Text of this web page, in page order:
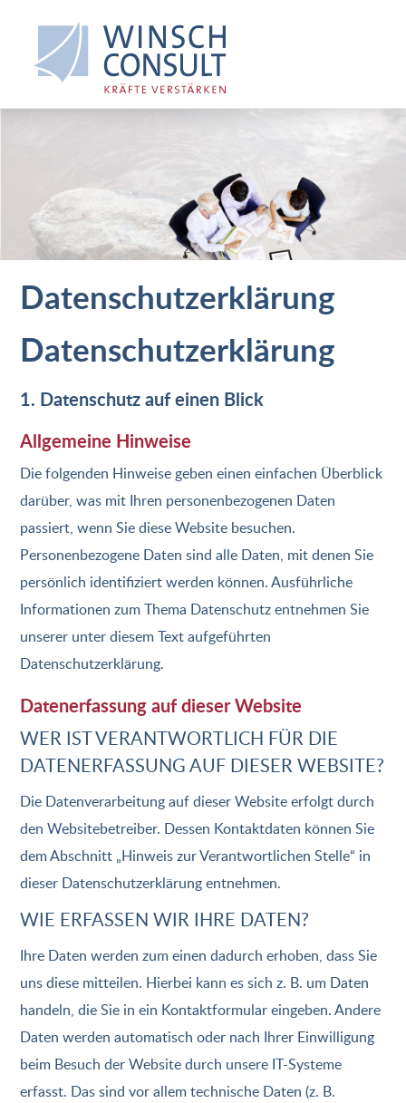
Datenschutzerklärung
Datenschutz­erklärung
1. Datenschutz auf einen Blick
Allgemeine Hinweise
Die folgenden Hinweise geben einen einfachen Überblick
darüber, was mit Ihren personenbezogenen Daten
passiert, wenn Sie diese Website besuchen.
Personenbezogene Daten sind alle Daten, mit denen Sie
persönlich identifiziert werden können. Ausführliche
Informationen zum Thema Datenschutz entnehmen Sie
unserer unter diesem Text aufgeführten
Datenschutzerklärung.
Datenerfassung auf dieser Website
WER IST VERANTWORTLICH FÜR DIE
DATENERFASSUNG AUF DIESER WEBSITE?
Die Datenverarbeitung auf dieser Website erfolgt durch
den Websitebetreiber. Dessen Kontaktdaten können Sie
dem Abschnitt „Hinweis zur Verantwortlichen Stelle“ in
dieser Datenschutzerklärung entnehmen.
WIE ERFASSEN WIR IHRE DATEN?
Ihre Daten werden zum einen dadurch erhoben, dass Sie
uns diese mitteilen. Hierbei kann es sich z. B. um Daten
handeln, die Sie in ein Kontaktformular eingeben. Andere
Daten werden automatisch oder nach Ihrer Einwilligung
beim Besuch der Website durch unsere IT-Systeme
erfasst. Das sind vor allem technische Daten (z. B.